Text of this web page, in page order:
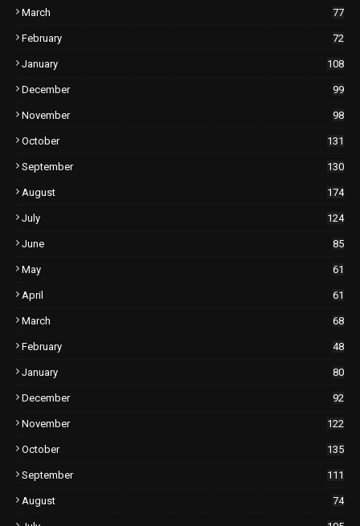
March 77
February 72
January 108
December 99
November 98
October 131
September 130
August 174
July 124
June 85
May 61
April 61
March 68
February 48
January 80
December 92
November 122
October 135
September 111
August 74